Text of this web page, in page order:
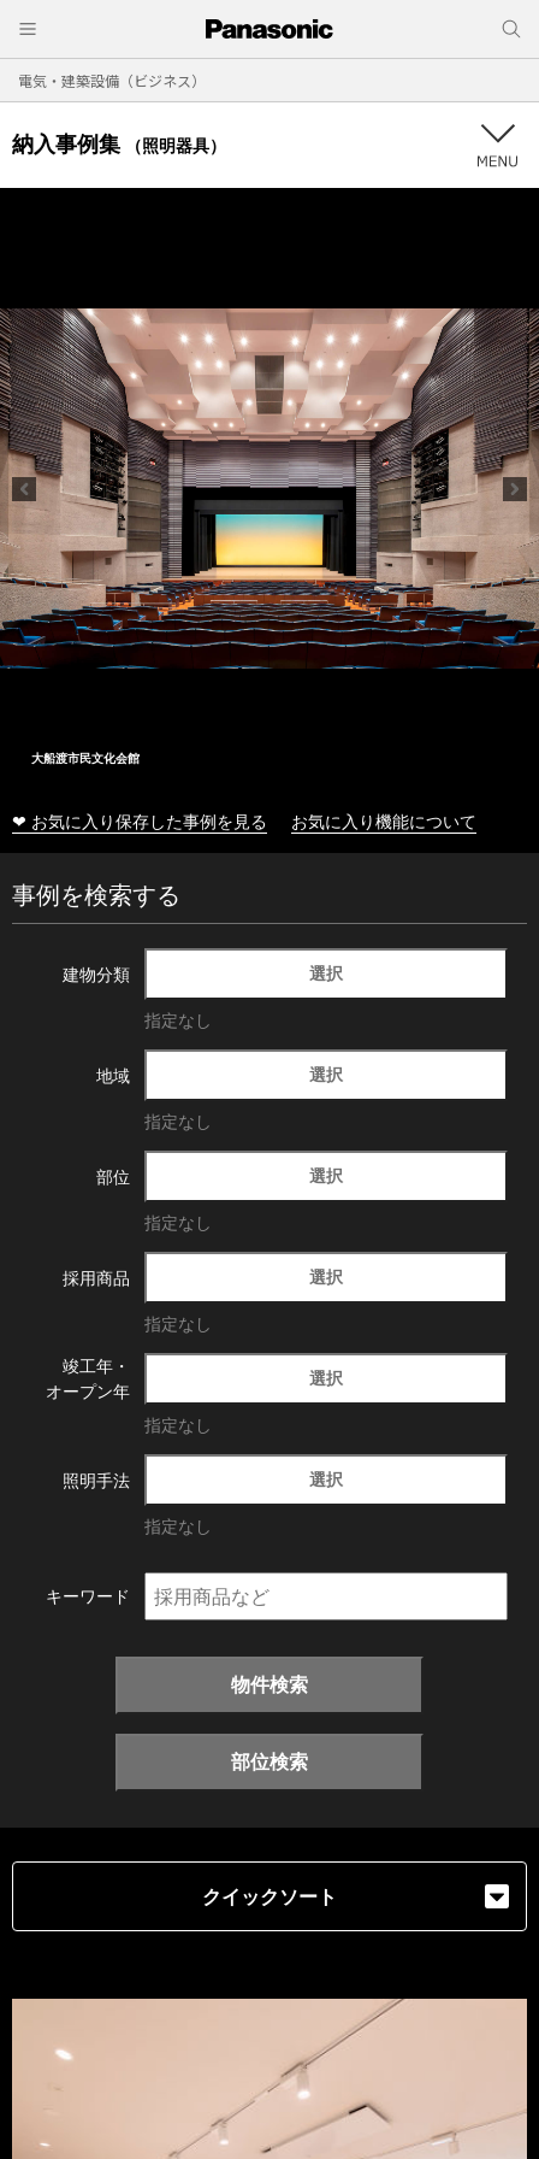
電気・建築設備（ビジネス）
納入事例集 （照明器具）
大船渡市民文化会館
❤ お気に入り保存した事例を見る お気に入り機能について
事例を検索する
建物分類 選択
指定なし
地域 選択
指定なし
部位 選択
指定なし
採用商品 選択
指定なし
竣工年・
オープン年
選択
指定なし
照明手法 選択
指定なし
キーワード
物件検索
部位検索
クイックソート